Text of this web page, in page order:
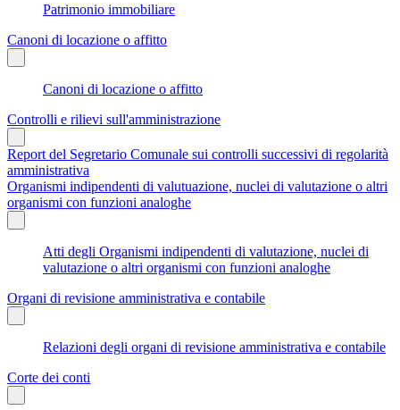
Patrimonio immobiliare
Canoni di locazione o affitto
Canoni di locazione o affitto
Controlli e rilievi sull'amministrazione
Report del Segretario Comunale sui controlli successivi di regolarità
amministrativa
Organismi indipendenti di valutuazione, nuclei di valutazione o altri
organismi con funzioni analoghe
Atti degli Organismi indipendenti di valutazione, nuclei di
valutazione o altri organismi con funzioni analoghe
Organi di revisione amministrativa e contabile
Relazioni degli organi di revisione amministrativa e contabile
Corte dei conti